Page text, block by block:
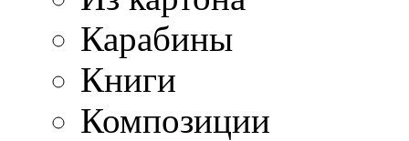
Карабины
Книги
Композиции